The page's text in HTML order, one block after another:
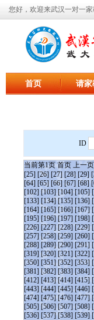
您好，欢迎来武汉一对一
首页 请家
ID
当前第1页 首页 上一页
[25] [26] [27] [28] [29]
[64] [65] [66] [67] [68]
[102] [103] [104] [105]
[133] [134] [135] [136]
[164] [165] [166] [167]
[195] [196] [197] [198]
[226] [227] [228] [229]
[257] [258] [259] [260]
[288] [289] [290] [291]
[319] [320] [321] [322]
[350] [351] [352] [353]
[381] [382] [383] [384]
[412] [413] [414] [415]
[443] [444] [445] [446]
[474] [475] [476] [477]
[505] [506] [507] [508]
[536] [537] [538] [539]